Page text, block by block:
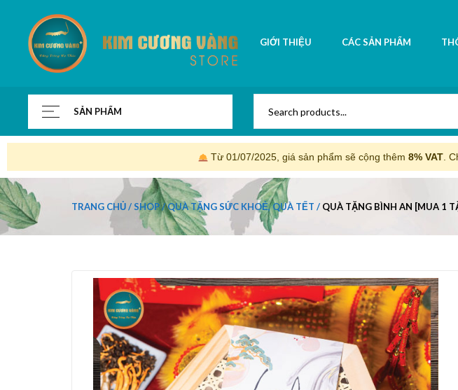
GIỚI THIỆU CÁC SẢN PHẨM
SẢN PHẨM
Từ 01/07/2025, giá sản phẩm sẽ cộng thêm8% VAT.
TRANG CHỦ SHOP QUÀ TẶNG SỨC KHOẺ, QUÀ TẾT QUÀ TẶNG BÌNH AN [MUA 1